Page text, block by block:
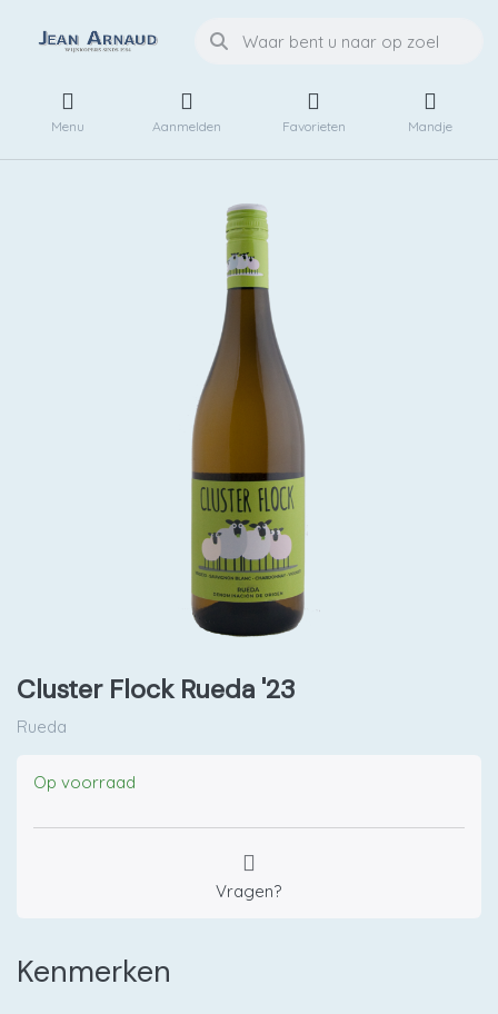
Menu Aanmelden Favorieten Mandje
Cluster Flock Rueda '23
Rueda
Op voorraad
Vragen?
Kenmerken